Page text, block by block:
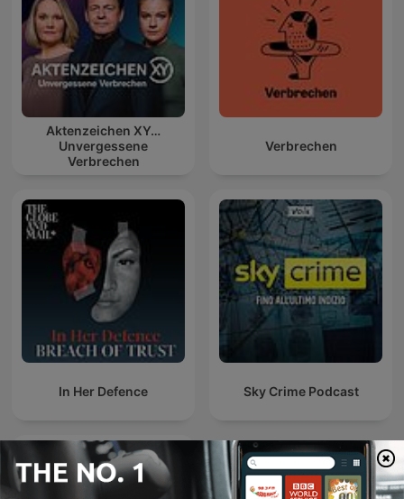
Aktenzeichen XY…
Unvergessene
Verbrechen
Verbrechen
In Her Defence Sky Crime Podcast